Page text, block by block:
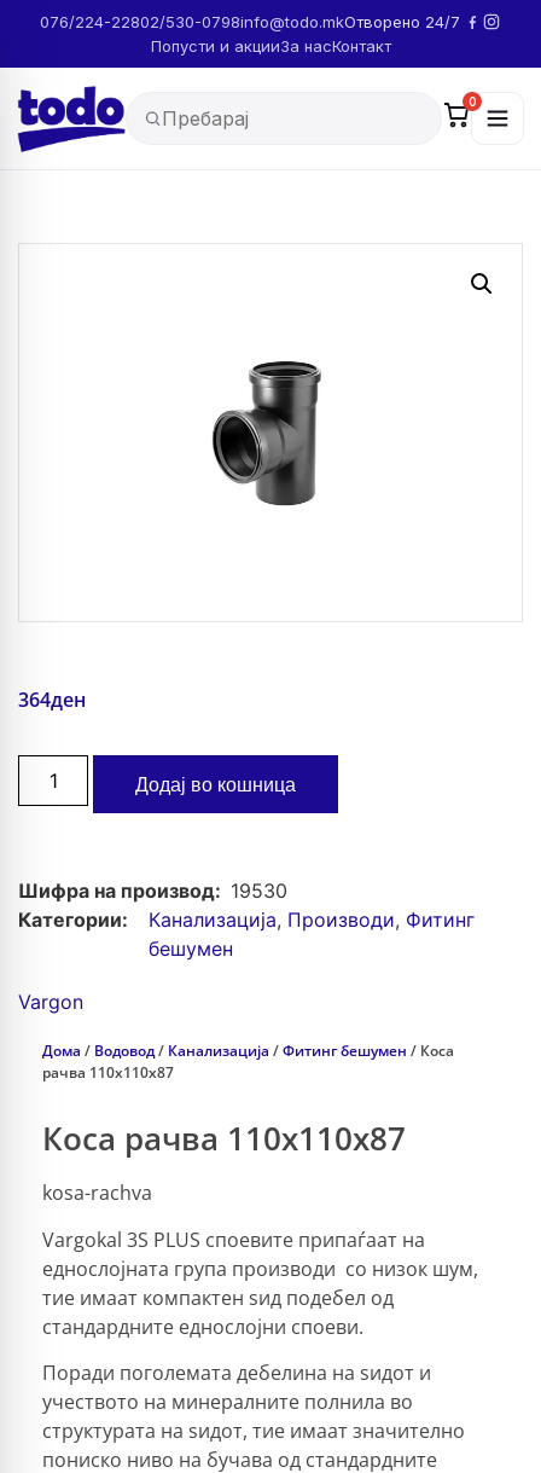
076/224-22802/530-0798info@todo.mkОтворено 24/7
Попусти и акцииЗа насКонтакт
0
364ден
Додај во кошница
Шифра на производ: 19530
Категории:
Канализација, Производи, Фитинг
бешумен
Vargon
Дома / Водовод/ Канализација /Фитинг бешумен / Коса
рачва 110x110x87
Коса рачва 110x110x87
kosa-rachva
Vargokal 3S PLUS споевите припаѓаат на
еднослојната група производи со низок шум,
тие имаат компактен ѕид подебел од
стандардните еднослојни споеви.
Поради поголемата дебелина на ѕидот и
учеството на минералните полнила во
структурата на ѕидот, тие имаат значително
пониско ниво на бучава од стандардните